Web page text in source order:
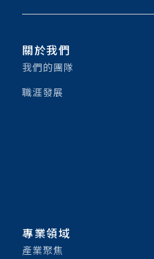
關於我們
我們的團隊
職涯發展
專業領域
產業聚焦